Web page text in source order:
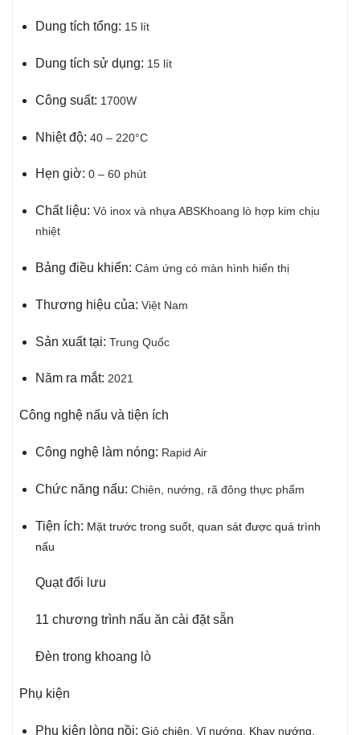
Dung tích tổng: 15 lít
Dung tích sử dụng: 15 lít
Công suất: 1700W
Nhiệt độ: 40 – 220°C
Hẹn giờ: 0 – 60 phút
Chất liệu: Vỏ inox và nhựa ABSKhoang lò hợp kim chịu
nhiệt
Bảng điều khiển: Cảm ứng có màn hình hiển thị
Thương hiệu của: Việt Nam
Sản xuất tại: Trung Quốc
Năm ra mắt: 2021
Công nghệ nấu và tiện ích
Công nghệ làm nóng: Rapid Air
Chức năng nấu: Chiên, nướng, rã đông thực phẩm
Tiện ích: Mặt trước trong suốt, quan sát được quá trình
nấu
Quạt đối lưu
11 chương trình nấu ăn cài đặt sẵn
Đèn trong khoang lò
Phụ kiện
Phụ kiện lòng nồi: Giỏ chiên, Vỉ nướng, Khay nướng,